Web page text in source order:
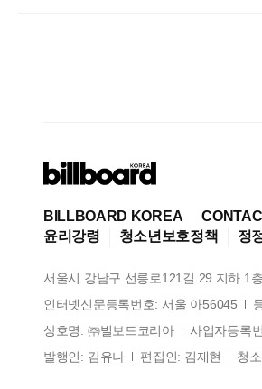
BILLBOARD KOREA
윤리강령
청소년보호정책 정
서울시 강남구 선릉로121길 29 지하 1
인터넷신문등록번호: 서울 아56045
상호명: ㈜빌보드코리아 사업자등록
발행인: 김유나 편집인: 김재현 청